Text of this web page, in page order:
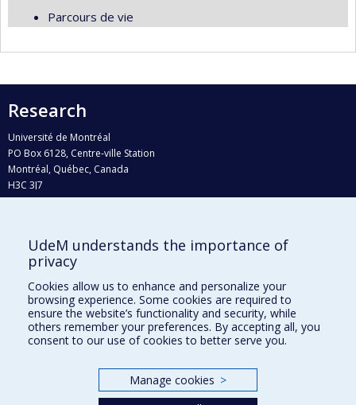
Parcours de vie
Research
Université de Montréal
PO Box 6128, Centre-ville Station
Montréal, Québec, Canada
H3C 3J7
Who does what?
Find us
Site map
Accessibility
UdeM understands the importance of
privacy
Cookies allow us to enhance and personalize your
browsing experience. Some cookies are required to
ensure the website’s functionality and security, while
others remember your preferences. By accepting all, you
consent to our use of cookies to better serve you.
Manage cookies >